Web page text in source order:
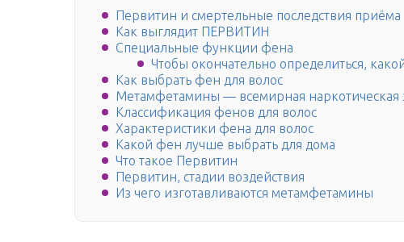
Первитин и смертельные последствия приёма
Как выглядит ПЕРВИТИН
Специальные функции фена
Чтобы окончательно определиться,
Как выбрать фен для волос
Метамфетамины — всемирная наркотическая
Классификация фенов для волос
Характеристики фена для волос
Какой фен лучше выбрать для дома
Что такое Первитин
Первитин, стадии воздействия
Из чего изготавливаются метамфетамины